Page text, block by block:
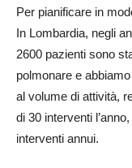
Per pianificare in
In Lombardia, negli
2600 pazienti sono
polmonare e
al volume di attività,
di 30 interventi
interventi annui.